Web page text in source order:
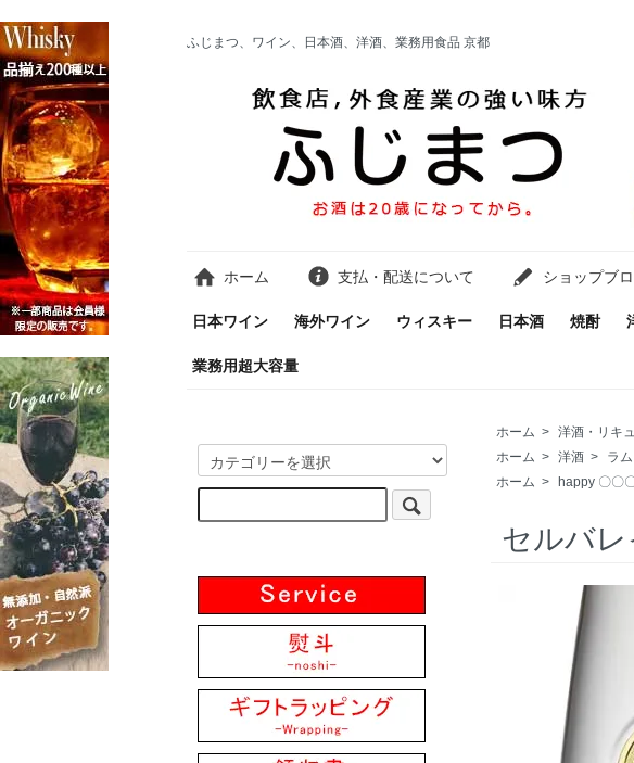
ふじまつ、ワイン、日本酒、洋酒、業務用食品 京都
ホーム 支払・配送について ショップブ
日本ワイン 海外ワイン ウィスキー 日本酒 焼酎
業務用超大容量
ホーム > 洋酒・リキ
ホーム > 洋酒 > ラム
ホーム > happy 〇〇
セルバ